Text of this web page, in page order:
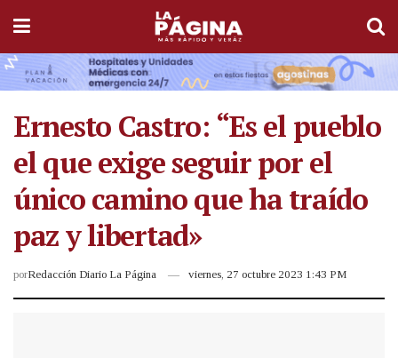
Ernesto Castro: “Es el pueblo
el que exige seguir por el
único camino que ha traído
paz y libertad»
porRedacción Diario La Página viernes, 27 octubre 2023 1:43 PM